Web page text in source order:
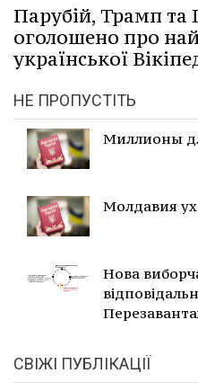
Парубій, Трамп та
оголошено про
української
НЕ ПРОПУСТІТЬ
Миллионы
Молдавия
Нова
СВІЖІ ПУБЛІКАЦІЇ